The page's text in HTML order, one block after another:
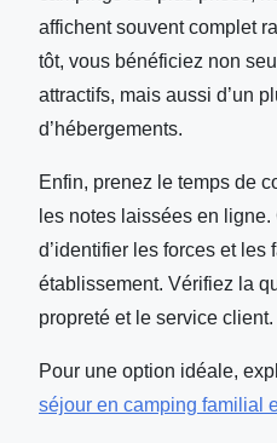
affichent souvent complet
tôt, vous bénéficiez non
attractifs, mais aussi d’un
d’hébergements.
Enfin, prenez le temps de
les notes laissées en
d’identifier les forces et les
établissement. Vérifiez la
propreté et le service client.
Pour une option idéale,
séjour en camping familial